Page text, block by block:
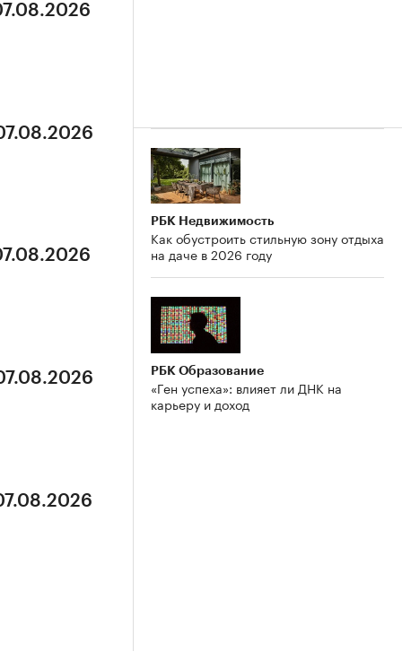
РБК Недвижимость
Как обустроить стильную зону отдыха
на даче в 2026 году
РБК Образование
«Ген успеха»: влияет ли ДНК на
карьеру и доход